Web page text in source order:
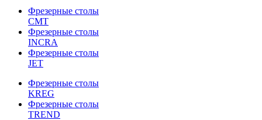
Фрезерные столы
CMT
Фрезерные столы
INCRA
Фрезерные столы
JET
Фрезерные столы
KREG
Фрезерные столы
TREND